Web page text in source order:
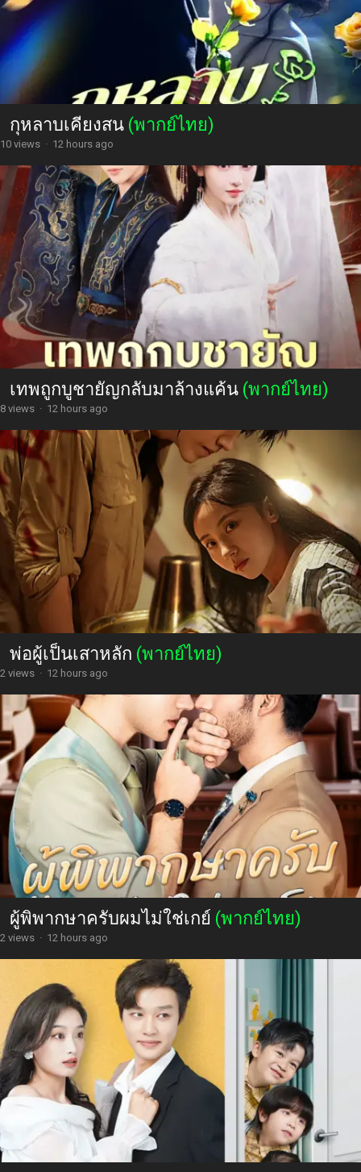
กุหลาบเคียงสน (พากย์ไทย)
10 views · 12 hours ago
เทพถูกบูชายัญกลับมาล้างแค้น (พากย์ไทย)
8 views · 12 hours ago
พ่อผู้เป็นเสาหลัก (พากย์ไทย)
2 views · 12 hours ago
ผู้พิพากษาครับผมไม่ใช่เกย์ (พากย์ไทย)
2 views · 12 hours ago